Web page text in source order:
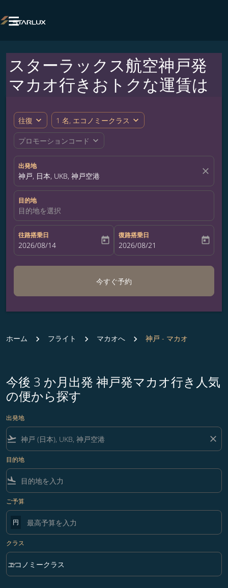

スターラックス航空神戸発
マカオ行きおトクな運賃は
往復 expand_more 1 名, エコノミークラス expand_more
プロモーションコード expand_more
出発地
神戸, 日本, UKB, 神戸空港 close
目的地
目的地を選択
往路搭乗日
fc-booking-departure-date-aria-label
2026/08/14 today
復路搭乗日
fc-booking-return-date-aria-label
2026/08/21 today
今すぐ予約
ホーム フライト マカオへ 神戸 - マカオ
今後 3 か月出発 神戸発マカオ行き人気
の便から探す
出発地
flight_takeoff close
目的地
flight_land
ご予算
円
クラス
クラス option エコノミークラス Selected
エコノミークラス
keyboard_arrow_down